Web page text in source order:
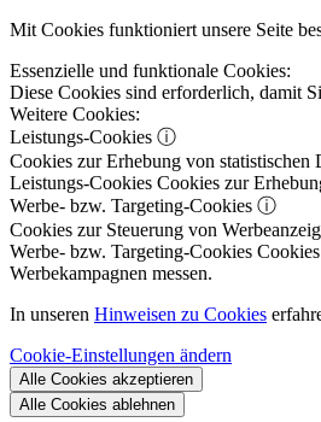
Mit Cookies funktioniert unsere Seite
Essenzielle und funktionale Cookies:
Diese Cookies sind erforderlich, damit
Weitere Cookies:
Leistungs-Cookies ⓘ
Cookies zur Erhebung von statistischen
Leistungs-Cookies Cookies zur
Werbe- bzw. Targeting-Cookies ⓘ
Cookies zur Steuerung von
Werbe- bzw. Targeting-Cookies
Werbekampagnen messen.
In unseren Hinweisen zu Cookies
Cookie-Einstellungen ändern
Alle Cookies akzeptieren
Alle Cookies ablehnen